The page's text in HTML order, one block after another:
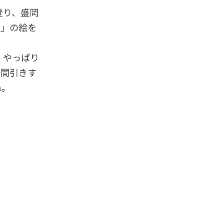
、盛岡
の絵を
っぱり
引きす